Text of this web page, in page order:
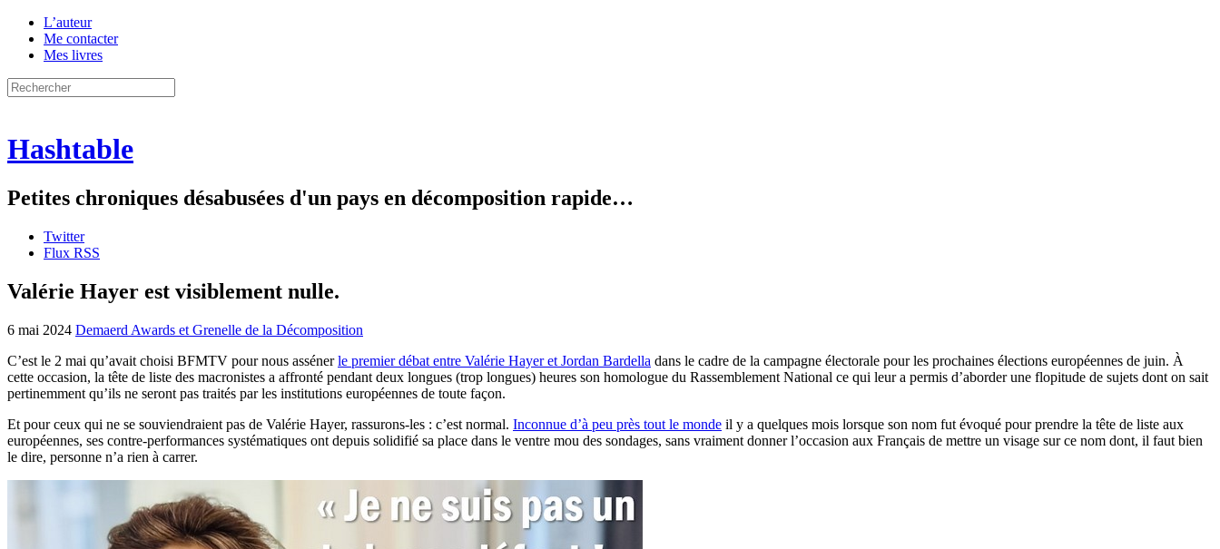
L’auteur
Me contacter
Mes livres
Hashtable
Petites chroniques désabusées d'un pays en décomposition rapide…
Twitter
Flux RSS
Valérie Hayer est visiblement nulle.
6 mai 2024 Demaerd Awards et Grenelle de la Décomposition
C’est le 2 mai qu’avait choisi BFMTV pour nous assénerle premier débat entre Valérie Hayer et Jordan Bardella dans le cadre de la campagne électorale pour les prochaines élections européennes de juin. À
cette occasion, la tête de liste des macronistes a affronté pendant deux longues (trop longues) heures son homologue du Rassemblement National ce qui leur a permis d’aborder une flopitude de sujets dont on sait
pertinemment qu’ils ne seront pas traités par les institutions européennes de toute façon.
Et pour ceux qui ne se souviendraient pas de Valérie Hayer, rassurons-les : c’est normal. Inconnue d’à peu près tout le monde il y a quelques mois lorsque son nom fut évoqué pour prendre la tête de liste aux
européennes, ses contre-performances systématiques ont depuis solidifié sa place dans le ventre mou des sondages, sans vraiment donner l’occasion aux Français de mettre un visage sur ce nom dont, il faut bien
le dire, personne n’a rien à carrer.